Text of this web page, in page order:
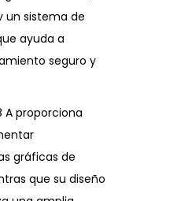
un sistema de
ayuda a
seguro y
A proporciona
gráficas de
que su diseño